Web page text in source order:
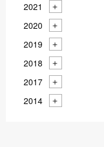
2021
2020
2019
2018
2017
2014